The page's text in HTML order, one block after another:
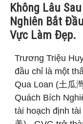
Không Lâu
Nghiên Bắt
Vực Làm Đẹp.
Trương Triệu
đầu chỉ là một
Qua Loan (土瓜
Quách Bích
tài hoạch định